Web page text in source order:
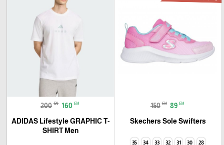
150 ₪ 89 ₪
Skechers Sole Swifters
28
30
31
32
33
34
35
200 ₪ 160 ₪
ADIDAS Lifestyle GRAPHIC T-
SHIRT Men